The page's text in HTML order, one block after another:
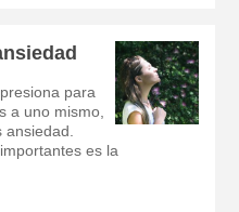
para
a uno mismo,
es la